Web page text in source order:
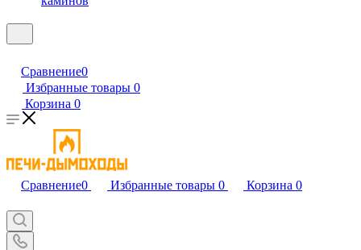
Сравнение0
Избранные товары 0
Корзина 0
Сравнение0 Избранные товары 0 Корзина 0